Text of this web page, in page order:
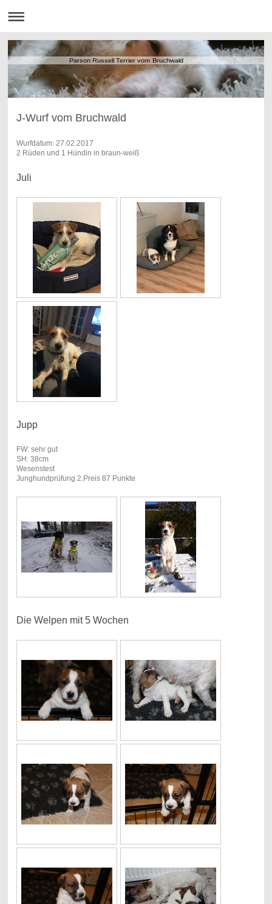
Parson Russell Terrier vom Bruchwald
J-Wurf vom Bruchwald
Wurfdatum: 27.02.2017
2 Rüden und 1 Hündin in braun-weiß
Juli
Jupp
FW: sehr gut
SH: 38cm
Wesenstest
Junghundprüfung 2.Preis 87 Punkte
Die Welpen mit 5 Wochen